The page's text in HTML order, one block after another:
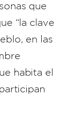
que
“la clave
en las
habita el